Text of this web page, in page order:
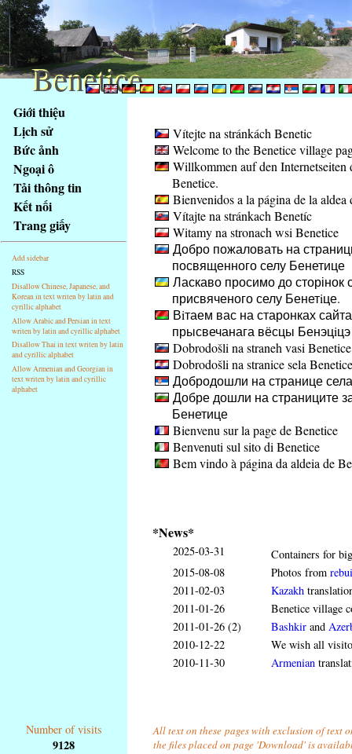
obsah
stránky
Klávesové
zkratky
tomto
webu
základní
Hlavní
strana
Giới thiệu
Lịch sử
Bức ảnh
Ngoại ô
Tải thông tin
Kết nối
Trang giấy
Add sidebar
RSS
Disallow Chinese, Japanese, and
Korean in text writen by latin and
cyrillic alphabet
Allow Arabic and Persian in text
writen by latin and cyrillic alphabet
Disallow Thai in text writen by latin
and cyrillic alphabet
Allow Armenian and Georgian in
text writen by latin and cyrillic
alphabet
Vítejte na stránkách Benetic
Welcome to the Benetice village
Willkommen auf den Internetseiten
Benetice.
Bienvenidos a la página de la aldea
Vítajte na stránkach Benetíc
Witamy na stronach wsi Benetice
Добро пожаловать на
посвященного селу Бенетице
Ласкаво просимо до сторінок
присвяченого селу Бенетiце.
Вiтаем вас на старонках
прысвечанага вёсцы Бенэцiцэ
Dobrodošli na straneh vasi Benetice
Dobrodošli na stranice sela Benetice
Добродошли на странице
Добре дошли на страниците
Бенетице
Bienvenu sur la page de Benetice
Benvenuti sul sito di Benetice
Bem vindo à página da aldeia de
*News*
2025-03-31
Containers for
2015-08-08
Photos from
2011-02-03
Kazakh
2011-01-26
Benetice village
2011-01-26 (2)
Bashkir and
2010-12-22
We wish all
2010-11-30
Armenian
Number of visits
9128
All text on these pages with exclusion of text
the files placed on page 'Download' is
Benetice
Benetice